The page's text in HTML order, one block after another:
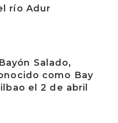
río Adur
Salado,
como Bay
el 2 de abril